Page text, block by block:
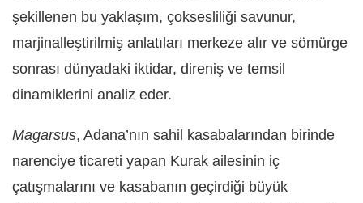
şekillenen bu yaklaşım, çoksesliliği savunur,
marjinalleştirilmiş anlatıları merkeze alır ve sömürge
sonrası dünyadaki iktidar, direniş ve temsil
dinamiklerini analiz eder.
Magarsus, Adana’nın sahil kasabalarından birinde
narenciye ticareti yapan Kurak ailesinin iç
çatışmalarını ve kasabanın geçirdiği büyük